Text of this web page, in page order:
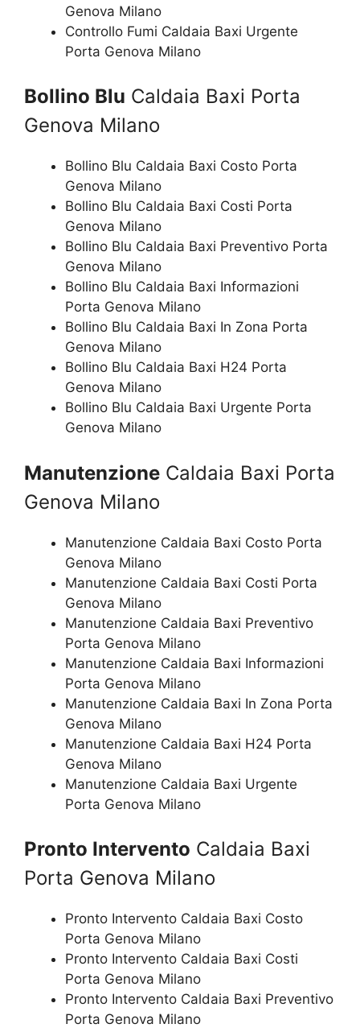
Genova Milano
Controllo Fumi Caldaia Baxi Urgente
Porta Genova Milano
Bollino Blu Caldaia Baxi Porta
Genova Milano
Bollino Blu Caldaia Baxi Costo Porta
Genova Milano
Bollino Blu Caldaia Baxi Costi Porta
Genova Milano
Bollino Blu Caldaia Baxi Preventivo Porta
Genova Milano
Bollino Blu Caldaia Baxi Informazioni
Porta Genova Milano
Bollino Blu Caldaia Baxi In Zona Porta
Genova Milano
Bollino Blu Caldaia Baxi H24 Porta
Genova Milano
Bollino Blu Caldaia Baxi Urgente Porta
Genova Milano
Manutenzione Caldaia Baxi Porta
Genova Milano
Manutenzione Caldaia Baxi Costo Porta
Genova Milano
Manutenzione Caldaia Baxi Costi Porta
Genova Milano
Manutenzione Caldaia Baxi Preventivo
Porta Genova Milano
Manutenzione Caldaia Baxi Informazioni
Porta Genova Milano
Manutenzione Caldaia Baxi In Zona Porta
Genova Milano
Manutenzione Caldaia Baxi H24 Porta
Genova Milano
Manutenzione Caldaia Baxi Urgente
Porta Genova Milano
Pronto Intervento Caldaia Baxi
Porta Genova Milano
Pronto Intervento Caldaia Baxi Costo
Porta Genova Milano
Pronto Intervento Caldaia Baxi Costi
Porta Genova Milano
Pronto Intervento Caldaia Baxi Preventivo
Porta Genova Milano